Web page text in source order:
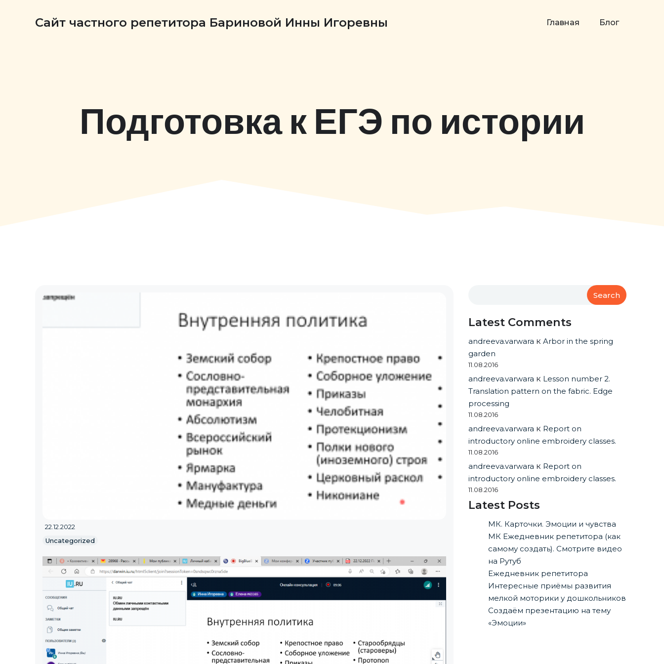
Сайт частного репетитора Бариновой Инны Игоревны Главная Блог
Подготовка к ЕГЭ по истории
22.12.2022
Uncategorized
Search
Latest Comments
andreeva.varwara кArbor in the spring
garden
11.08.2016
andreeva.varwara к Lesson number 2.
Translation pattern on the fabric. Edge
processing
11.08.2016
andreeva.varwara к Report on
introductory online embroidery classes.
11.08.2016
andreeva.varwara к Report on
introductory online embroidery classes.
11.08.2016
Latest Posts
МК. Карточки. Эмоции и чувства
МК Ежедневник репетитора (как
самому создать). Смотрите видео
на Рутуб
Ежедневник репетитора
Интересные приёмы развития
мелкой моторики у дошкольников
Создаём презентацию на тему
«Эмоции»